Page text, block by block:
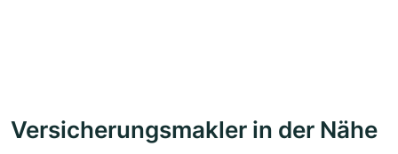
Versicherungsmakler in der Nähe